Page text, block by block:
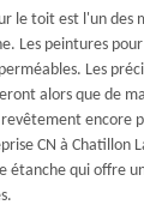
le toit est l'un des
Les peintures
Les
alors que de
encore
CN à Chatillon
étanche qui offre